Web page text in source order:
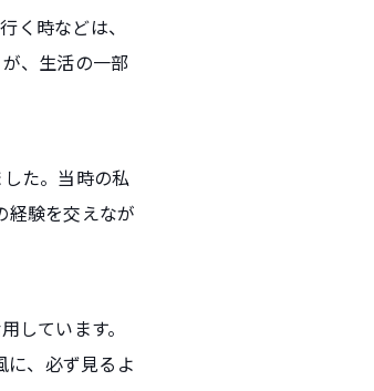
く時などは、
、生活の一部
た。当時の私
経験を交えなが
ています。
に、必ず見るよ